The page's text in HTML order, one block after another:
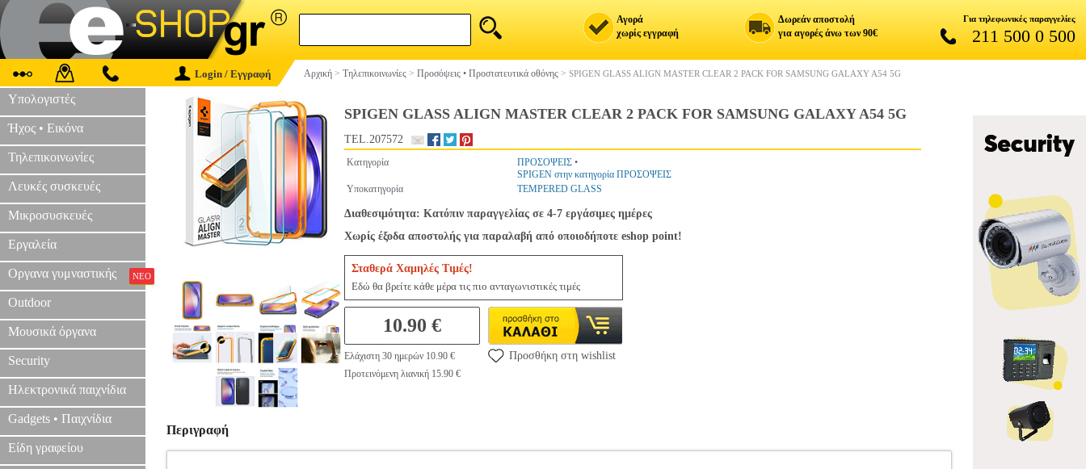
Αγορά
χωρίς εγγραφή
Δωρεάν αποστολή
για αγορές άνω των 90€
Για τηλεφωνικές παραγγελίες
211 500 0 500
Login / Εγγραφή Αρχική > Τηλεπικοινωνίες > Προσόψεις • Προστατευτικά οθόνης > SPIGEN GLASS ALIGN MASTER CLEAR 2 PACK FOR SAMSUNG GALAXY A54 5G
Υπολογιστές
Ήχος • Εικόνα
Τηλεπικοινωνίες
Λευκές συσκευές
Μικροσυσκευές
Εργαλεία
Οργανα γυμναστικής ΝΕΟ
Outdoor
Μουσικά όργανα
Security
Ηλεκτρονικά παιχνίδια
Gadgets • Παιχνίδια
Είδη γραφείου
SPIGEN GLASS ALIGN MASTER CLEAR 2 PACK FOR SAMSUNG GALAXY A54 5G
TEL.207572
Κατηγορία ΠΡΟΣΟΨΕΙΣ •
SPIGEN στην κατηγορία ΠΡΟΣΟΨΕΙΣ
Υποκατηγορία
TEMPERED GLASS
Διαθεσιμότητα: Κατόπιν παραγγελίας σε 4-7 εργάσιμες ημέρες
Χωρίς έξοδα αποστολής για παραλαβή από οποιοδήποτε eshop point!
Σταθερά Χαμηλές Τιμές!
Εδώ θα βρείτε κάθε μέρα τις πιο ανταγωνιστικές τιμές
10.90 €
Ελάχιστη 30 ημερών 10.90 €
Προτεινόμενη λιανική 15.90 €
Προσθήκη στη wishlist
Περιγραφή